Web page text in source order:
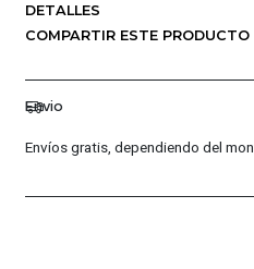
Evaporación Más Rápida,
La Tela Elástica Y Las
Maximizan Tus Movimientos. La
DETALLES
COMPARTIR ESTE PRODUCTO
Envio
Envíos gratis, dependiendo del